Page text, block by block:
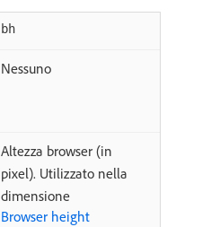
bh
Nessuno
Altezza browser (in
pixel). Utilizzato nella
dimensione
Browser height